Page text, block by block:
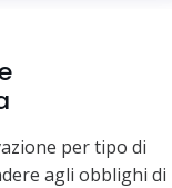
per tipo di
agli obblighi di